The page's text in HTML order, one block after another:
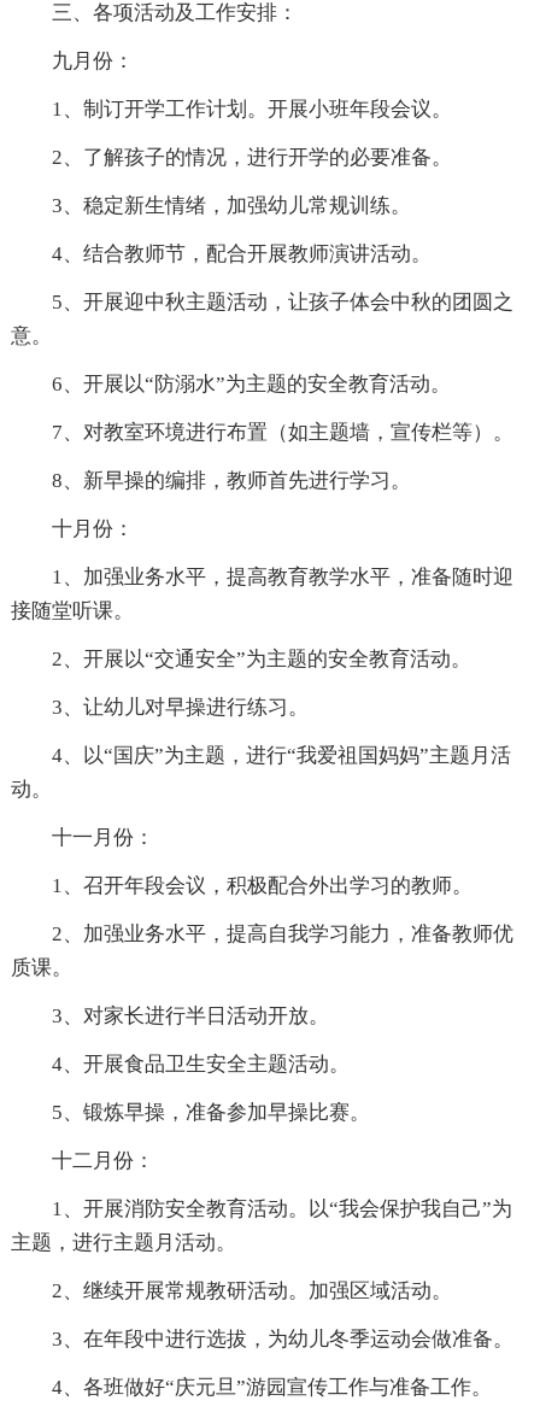
三、各项活动及工作安排：
九月份：
1、制订开学工作计划。开展小班年段会议。
2、了解孩子的情况，进行开学的必要准备。
3、稳定新生情绪，加强幼儿常规训练。
4、结合教师节，配合开展教师演讲活动。
5、开展迎中秋主题活动，让孩子体会中秋的团圆之
意。
6、开展以“防溺水”为主题的安全教育活动。
7、对教室环境进行布置（如主题墙，宣传栏等）。
8、新早操的编排，教师首先进行学习。
十月份：
1、加强业务水平，提高教育教学水平，准备随时迎
接随堂听课。
2、开展以“交通安全”为主题的安全教育活动。
3、让幼儿对早操进行练习。
4、以“国庆”为主题，进行“我爱祖国妈妈”主题月活
动。
十一月份：
1、召开年段会议，积极配合外出学习的教师。
2、加强业务水平，提高自我学习能力，准备教师优
质课。
3、对家长进行半日活动开放。
4、开展食品卫生安全主题活动。
5、锻炼早操，准备参加早操比赛。
十二月份：
1、开展消防安全教育活动。以“我会保护我自己”为
主题，进行主题月活动。
2、继续开展常规教研活动。加强区域活动。
3、在年段中进行选拔，为幼儿冬季运动会做准备。
4、各班做好“庆元旦”游园宣传工作与准备工作。